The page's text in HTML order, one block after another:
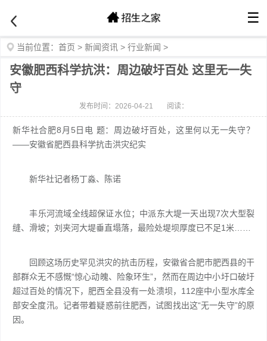
☰
当前位置： 首页 > 新闻资讯 > 行业新闻 >
安徽肥西科学抗洪：周边破圩百处 这里无一失
守
发布时间：2026-04-21 阅读：
新华社合肥8月5日电 题：周边破圩百处，这里何以无一失守？
——安徽省肥西县科学抗击洪灾纪实
新华社记者杨丁淼、陈诺
丰乐河流域全线超保证水位；中派东大堤一天出现7次大型裂
缝、滑坡；刘夹河大堤垂直塌落，最险处堤坝厚度已不足1米……
回顾这场历史罕见洪灾的抗击历程，安徽省合肥市肥西县的干
部群众无不感慨“惊心动魄、险象环生”，然而在周边中小圩口破圩
超过百处的情况下，肥西全县没有一处溃坝，112座中小型水库全
部安全度汛。记者带着疑惑前往肥西，试图找出这“无一失守”的原
因。